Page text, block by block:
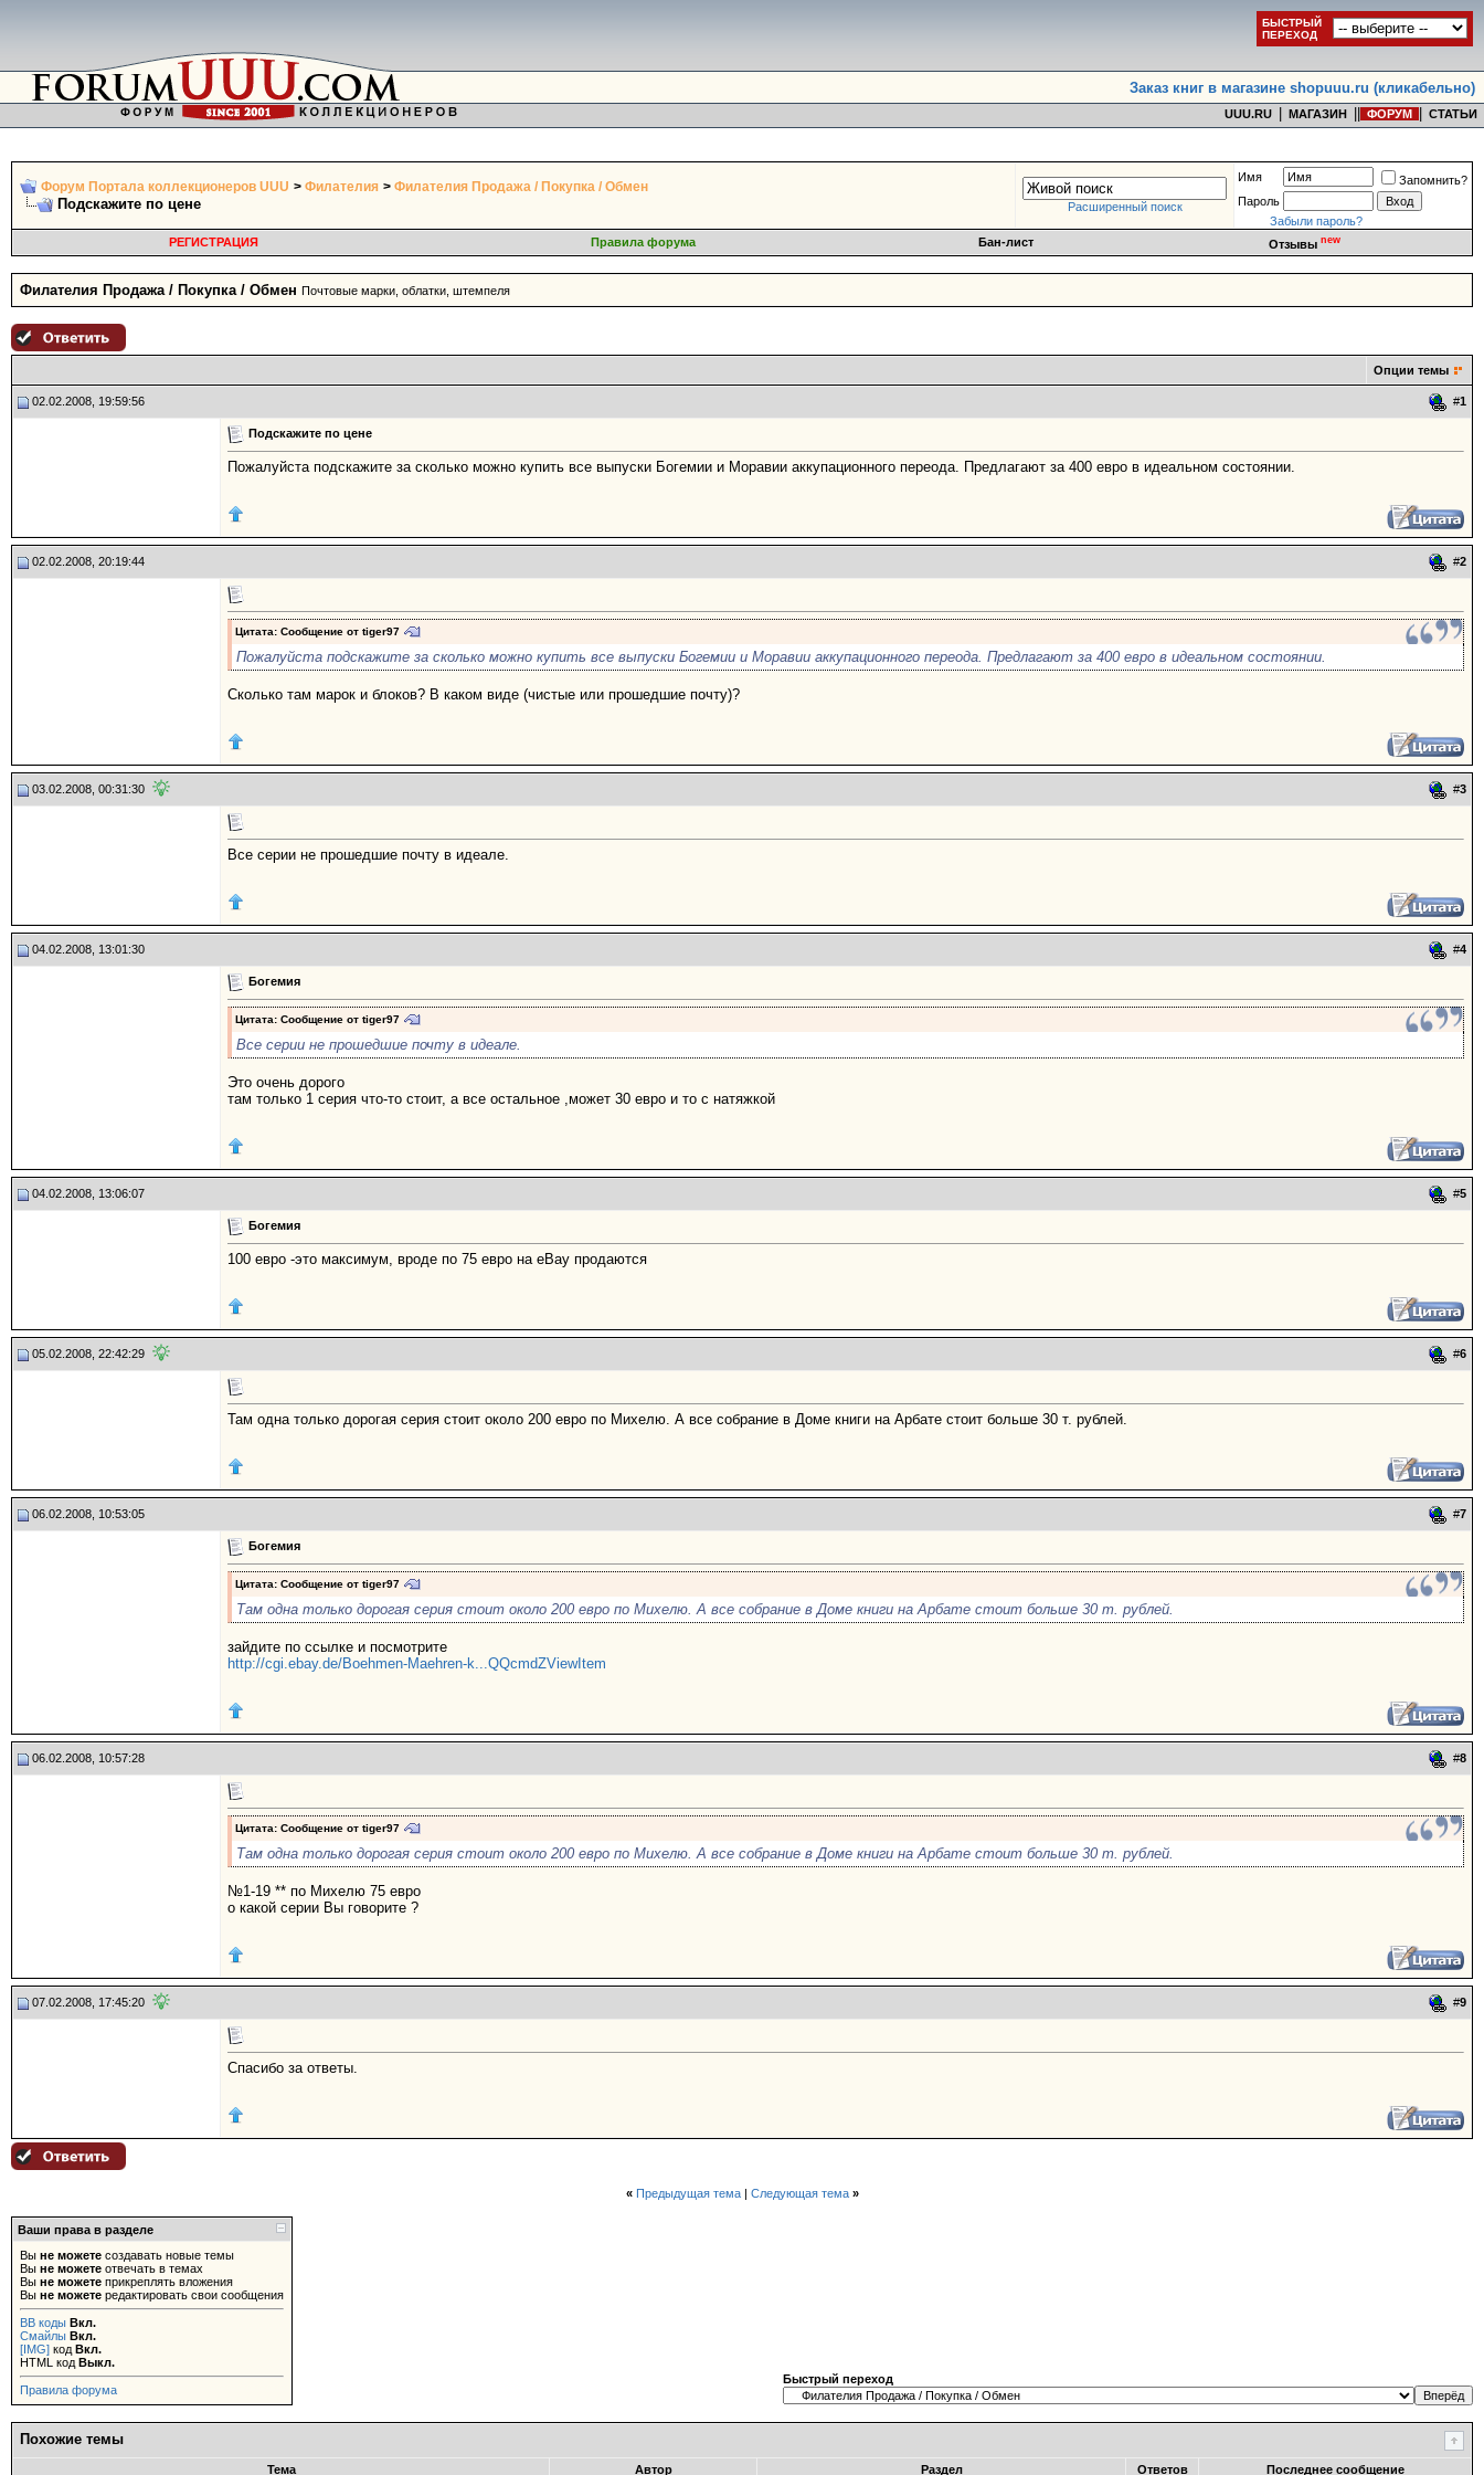
БЫСТРЫЙ
ПЕРЕХОД
Заказ книг в магазине shopuuu.ru (кликабельно)
UUU.RU МАГАЗИН ФОРУМ СТАТЬИ
Форум Портала коллекционеров UUU > Филателия > Филателия Продажа / Покупка / Обмен
Подскажите по цене Расширенный поиск
Имя
Запомнить?
Пароль
Забыли пароль?
РЕГИСТРАЦИЯ
Правила форума Бан-лист Отзывы new
Филателия Продажа / Покупка / Обмен Почтовые марки, облатки, штемпеля
Опции темы
02.02.2008, 19:59:56 #1
Подскажите по цене
Пожалуйста подскажите за сколько можно купить все выпуски Богемии и Моравии аккупационного переода. Предлагают за 400 евро в идеальном состоянии.
02.02.2008, 20:19:44 #2
Цитата: Сообщение от tiger97
Пожалуйста подскажите за сколько можно купить все выпуски Богемии и Моравии аккупационного переода. Предлагают за 400 евро в идеальном состоянии.
Сколько там марок и блоков? В каком виде (чистые или прошедшие почту)?
03.02.2008, 00:31:30 #3
Все серии не прошедшие почту в идеале.
04.02.2008, 13:01:30 #4
Богемия
Цитата: Сообщение от tiger97
Все серии не прошедшие почту в идеале.
Это очень дорого
там только 1 серия что-то стоит, а все остальное ,может 30 евро и то с натяжкой
04.02.2008, 13:06:07 #5
Богемия
100 евро -это максимум, вроде по 75 евро на eBay продаются
05.02.2008, 22:42:29 #6
Там одна только дорогая серия стоит около 200 евро по Михелю. А все собрание в Доме книги на Арбате стоит больше 30 т. рублей.
06.02.2008, 10:53:05 #7
Богемия
Цитата: Сообщение от tiger97
Там одна только дорогая серия стоит около 200 евро по Михелю. А все собрание в Доме книги на Арбате стоит больше 30 т. рублей.
зайдите по ссылке и посмотрите
http://cgi.ebay.de/Boehmen-Maehren-k...QQcmdZViewItem
06.02.2008, 10:57:28 #8
Цитата: Сообщение от tiger97
Там одна только дорогая серия стоит около 200 евро по Михелю. А все собрание в Доме книги на Арбате стоит больше 30 т. рублей.
№1-19 ** по Михелю 75 евро
о какой серии Вы говорите ?
07.02.2008, 17:45:20 #9
Спасибо за ответы.
« Предыдущая тема| Следующая тема »
Ваши права в разделе
Вы не можете создавать новые темы
Вы не можете отвечать в темах
Вы не можете прикреплять вложения
Вы не можете редактировать свои сообщения
BB коды Вкл.
Смайлы Вкл.
[IMG] код Вкл.
HTML код Выкл.
Правила форума
Быстрый переход
Похожие темы
Тема Автор Раздел Ответов Последнее сообщение